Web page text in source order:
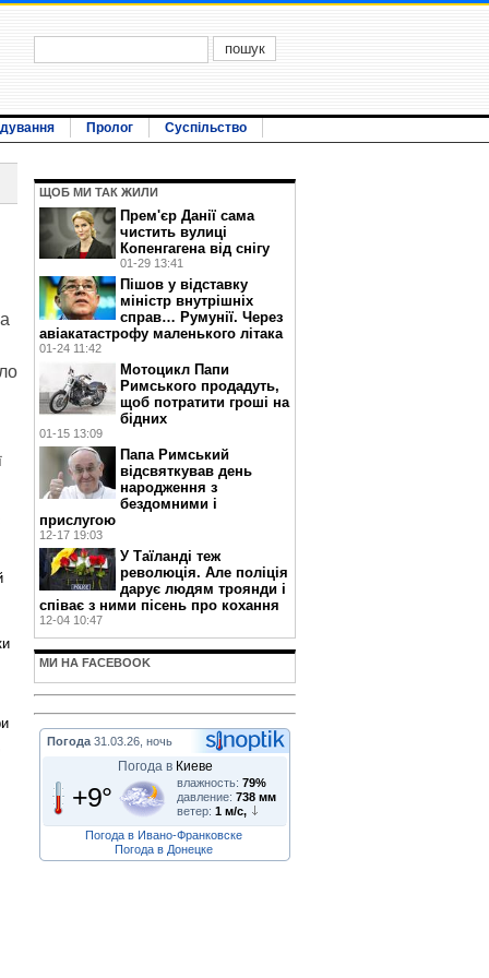
Пролог Суспільство
ЩОБ МИ ТАК ЖИЛИ
Прем'єр Данії сама
чистить вулиці
Копенгагена від снігу
01-29 13:41
Пішов у відставку
міністр внутрішніх
справ… Румунії. Через
авіакатастрофу маленького літака
01-24 11:42
Мотоцикл Папи
Римського продадуть,
щоб потратити гроші на
бідних
01-15 13:09
Папа Римський
відсвяткував день
народження з
бездомними і
прислугою
12-17 19:03
У Таїланді теж
революція. Але поліція
дарує людям троянди і
співає з ними пісень про кохання
12-04 10:47
МИ НА FACEBOOK
Погода 31.03.26, ночь
Погода в Киеве
+9° влажность: 79%
давление: 738 мм
ветер: 1 м/с,
Погода в Ивано-Франковске
Погода в Донецке